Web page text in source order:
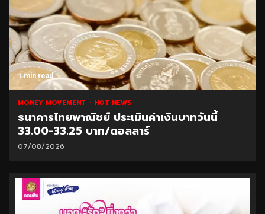
1 min read
MONEY MOVEMENT HOT NEWS
ธนาคารไทยพาณิชย์ ประเมินค่าเงินบาทวันนี้
33.00-33.25 บาท/ดอลลาร์
07/08/2026